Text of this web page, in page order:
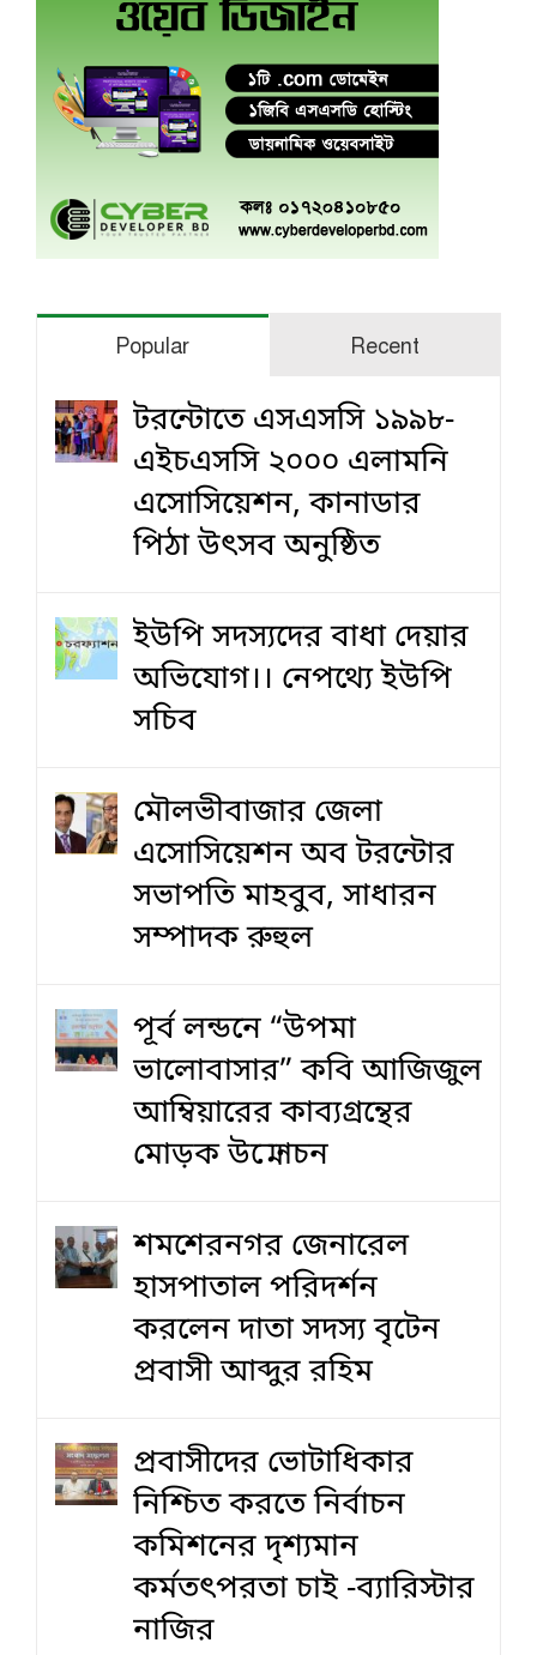
Popular Recent
টরন্টোতে এসএসসি ১৯৯৮-
এইচএসসি ২০০০ এলামনি
এসোসিয়েশন, কানাডার
পিঠা উৎসব অনুষ্ঠিত
ইউপি সদস্যদের বাধা দেয়ার
অভিযোগ।। নেপথ্যে ইউপি
সচিব
মৌলভীবাজার জেলা
এসোসিয়েশন অব টরন্টোর
সভাপতি মাহবুব, সাধারন
সম্পাদক রুহুল
পূর্ব লন্ডনে “উপমা
ভালোবাসার” কবি আজিজুল
আম্বিয়ারের কাব্যগ্রন্থের
মোড়ক উন্মোচন
শমশেরনগর জেনারেল
হাসপাতাল পরিদর্শন
করলেন দাতা সদস্য বৃটেন
প্রবাসী আব্দুর রহিম
প্রবাসীদের ভোটাধিকার
নিশ্চিত করতে নির্বাচন
কমিশনের দৃশ‍্যমান
কর্মতৎপরতা চাই -ব্যারিস্টার
নাজির